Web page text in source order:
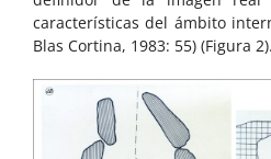
características del ámbito
Blas Cortina, 1983: 55) (Figura 2).